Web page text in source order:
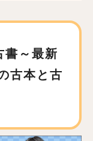
書～最新
古本と古